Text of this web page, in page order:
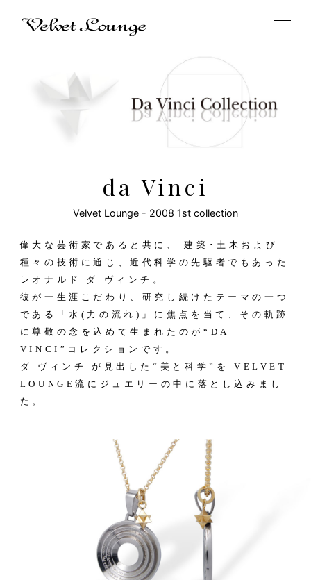
da Vinci
Velvet Lounge - 2008 1st collection
偉大な芸術家であると共に、 建築･土木および
種々の技術に通じ、近代科学の先駆者でもあった
レオナルド ダ ヴィンチ。
彼が一生涯こだわり、研究し続けたテーマの一つ
である「水(力の流れ)」に焦点を当て、その軌跡
に尊敬の念を込めて生まれたのが“DA
VINCI”コレクションです。
ダ ヴィンチ が見出した“美と科学”を VELVET
LOUNGE流にジュエリーの中に落とし込みまし
た。